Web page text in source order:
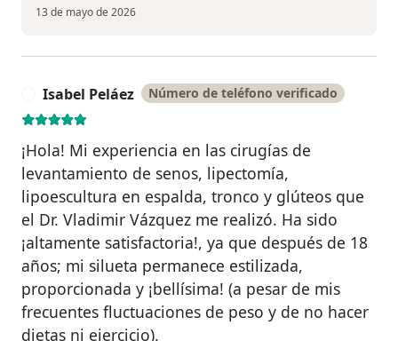
13 de mayo de 2026
Isabel Peláez Número de teléfono verificado
¡Hola! Mi experiencia en las cirugías de
levantamiento de senos, lipectomía,
lipoescultura en espalda, tronco y glúteos que
el Dr. Vladimir Vázquez me realizó. Ha sido
¡altamente satisfactoria!, ya que después de 18
años; mi silueta permanece estilizada,
proporcionada y ¡bellísima! (a pesar de mis
frecuentes fluctuaciones de peso y de no hacer
dietas ni ejercicio).